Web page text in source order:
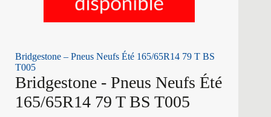
Bridgestone – Pneus Neufs Été 165/65R14 79 T BS
T005
Bridgestone - Pneus Neufs Été
165/65R14 79 T BS T005